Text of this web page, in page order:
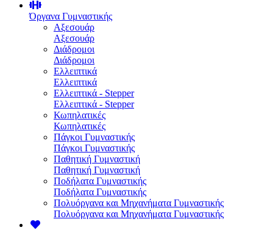
Όργανα Γυμναστικής
Αξεσουάρ
Αξεσουάρ
Διάδρομοι
Διάδρομοι
Ελλειπτικά
Ελλειπτικά
Ελλειπτικά - Stepper
Ελλειπτικά - Stepper
Κωπηλατικές
Κωπηλατικές
Πάγκοι Γυμναστικής
Πάγκοι Γυμναστικής
Παθητική Γυμναστική
Παθητική Γυμναστική
Ποδήλατα Γυμναστικής
Ποδήλατα Γυμναστικής
Πολυόργανα και Μηχανήματα Γυμναστικής
Πολυόργανα και Μηχανήματα Γυμναστικής